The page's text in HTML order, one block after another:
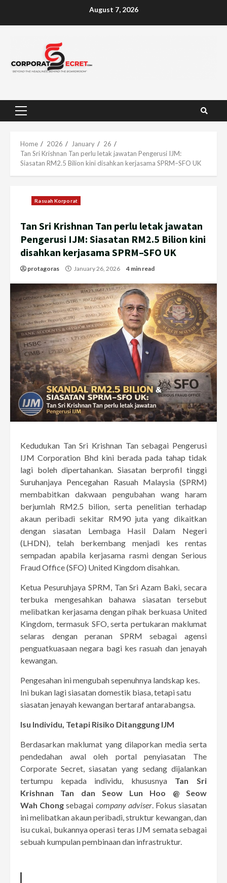
August 7, 2026
Primary
Home 2026 January
26
Tan Sri Krishnan Tan perlu letak jawatan Pengerusi IJM:
Siasatan RM2.5 Bilion kini disahkan kerjasama SPRM–SFO UK
Rasuah Korporat
Tan Sri Krishnan Tan perlu letak jawatan
Pengerusi IJM: Siasatan RM2.5 Bilion kini
disahkan kerjasama SPRM–SFO UK
protagoras January 26, 2026 4 min read
Kedudukan Tan Sri Krishnan Tan sebagai Pengerusi
IJM Corporation Bhd kini berada pada tahap tidak
lagi boleh dipertahankan. Siasatan berprofil tinggi
Suruhanjaya Pencegahan Rasuah Malaysia (SPRM)
membabitkan dakwaan pengubahan wang haram
berjumlah RM2.5 bilion, serta penelitian terhadap
akaun peribadi sekitar RM90 juta yang dikaitkan
dengan siasatan Lembaga Hasil Dalam Negeri
(LHDN), telah berkembang menjadi kes rentas
sempadan apabila kerjasama rasmi dengan Serious
Fraud Office (SFO) United Kingdom disahkan.
Ketua Pesuruhjaya SPRM, Tan Sri Azam Baki, secara
terbuka mengesahkan bahawa siasatan tersebut
melibatkan kerjasama dengan pihak berkuasa United
Kingdom, termasuk SFO, serta pertukaran maklumat
selaras dengan peranan SPRM sebagai agensi
penguatkuasaan negara bagi kes rasuah dan jenayah
kewangan.
Pengesahan ini mengubah sepenuhnya landskap kes.
Ini bukan lagi siasatan domestik biasa, tetapi satu
siasatan jenayah kewangan bertaraf antarabangsa.
Isu Individu, Tetapi Risiko Ditanggung IJM
Berdasarkan maklumat yang dilaporkan media serta
pendedahan awal oleh portal penyiasatan The
Corporate Secret, siasatan yang sedang dijalankan
tertumpu kepada individu, khususnya Tan Sri
Krishnan Tan dan
Seow Lun Hoo @ Seow
Wah Chongsebagai company adviser. Fokus siasatan
ini melibatkan akaun peribadi, struktur kewangan, dan
isu cukai, bukannya operasi teras IJM semata sebagai
sebuah kumpulan pembinaan dan infrastruktur.